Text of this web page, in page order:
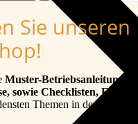
Sie unseren
Muster-
sowie Checklisten, E-Books
Themen in der